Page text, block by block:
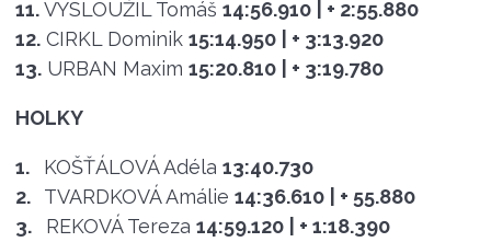
11. VYSLOUŽIL Tomáš 14:56.910
| + 2:55.880
12. CIRKL Dominik 15:14.950
| + 3:13.920
13. URBAN Maxim 15:20.810 | + 3:19.780
HOLKY
1. KOŠŤÁLOVÁ Adéla 13:40.730
2.
TVARDKOVÁ Amálie 14:36.610
| + 55.880
3.
REKOVÁ Tereza 14:59.120
| + 1:18.390